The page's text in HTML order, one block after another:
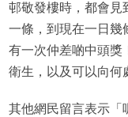
邨敬發樓時，都會見
一條，到現在一日幾
有一次仲差啲中頭獎
衛生，以及可以向何
其他網民留言表示